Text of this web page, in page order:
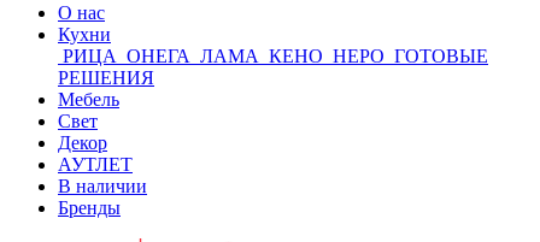
О нас
Кухни
РИЦА ОНЕГА ЛАМА КЕНО НЕРО ГОТОВЫЕ
РЕШЕНИЯ
Мебель
Свет
Декор
АУТЛЕТ
В наличии
Бренды